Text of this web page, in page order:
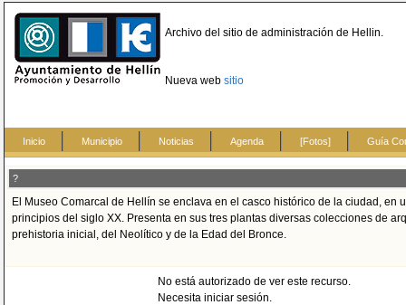
Archivo del sitio de administración de Hellin.
Nueva web sitio
Inicio Municipio Noticias Agenda [Fotos] Guía
?
El Museo Comarcal de Hellín se enclava en el casco histórico de la ciudad, en
principios del siglo XX. Presenta en sus tres plantas diversas colecciones de
prehistoria inicial, del Neolítico y de la Edad del Bronce.
No está autorizado de ver este recurso.
Necesita iniciar sesión.